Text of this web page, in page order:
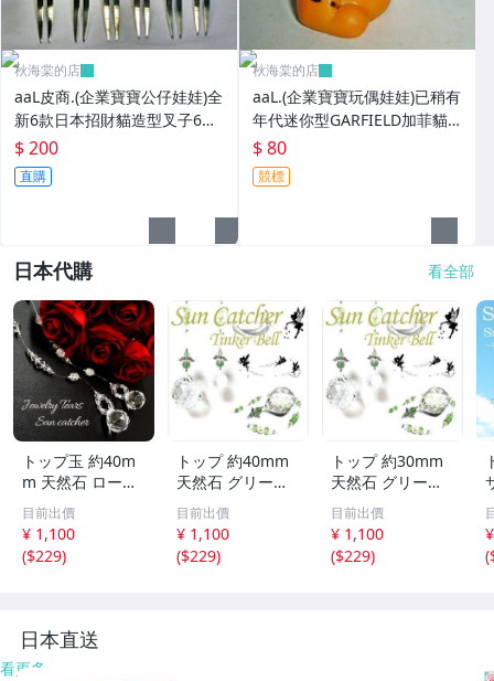
秋海棠的店
aaL皮商.(企業寶寶公仔娃娃)全
新6款日本招財貓造型叉子6
入!!--造型都不一樣值得收藏!!/
大4/-P
$ 200
直購
秋海棠的店
aaL.(企業寶寶玩偶娃娃)已稍有
年代迷你型GARFIELD加菲貓
拿紅色心型造型公仔!--保存良
好值得收藏!/6房樂箱1
$ 80
競標
日本代購 看全部
トップ玉 約40m
m 天然石 ローズ
ジュエリー Tears
サンキャッチャー
パワーストーン
アクセサリー イ
目前出價
¥ 1,100
($229)
トップ 約40mm
天然石 グリーン
アベンチュリン T
inker Bell 妖精の
サンキャッチャー
パワーストーン
目前出價
¥ 1,100
($229)
トップ 約30mm
天然石 グリーン
アベンチュリン T
inker Bell 妖精の
サンキャッチャー
パワーストーン
目前出價
¥ 1,100
($229)
(
日本直送
看更多